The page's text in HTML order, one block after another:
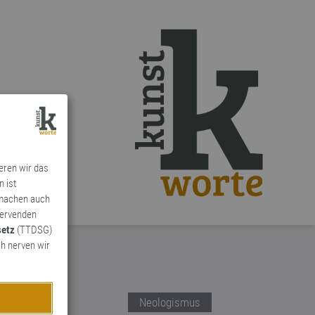
wir das
ist
auch
(TTDSG)
nerven wir
Neologismus